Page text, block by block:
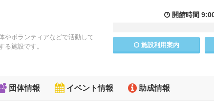
やボランティアなどで活動して
る施設です。
開館時間
施設利用案内
団体情報 イベント情報 助成情報